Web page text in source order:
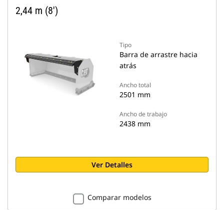
2,44 m (8')
Tipo
Barra de arrastre hacia
atrás
Ancho total
2501 mm
Ancho de trabajo
2438 mm
Ver Detalles
Comparar modelos